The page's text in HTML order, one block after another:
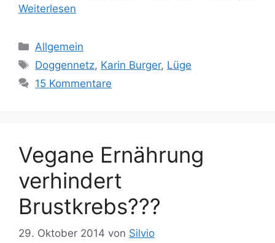
Weiterlesen
K
a
e
i
e
n
Allgemein
S
c
w
r
t
e
r
Doggennetz, Karin Burger, Lüge
15 Kommentare
Vegane Ernährung
verhindert
Brustkrebs???
29. Oktober 2014 von Silvio